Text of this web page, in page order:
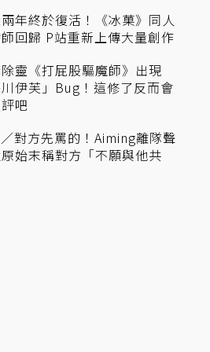
年終於復活！《冰菓》同人
回歸 P站重新上傳大量創作
靈《打屁股驅魔師》出現
川伊芙」Bug！這修了反而會
吧
對方先罵的！Aiming離隊聲
始末稱對方「不願與他共